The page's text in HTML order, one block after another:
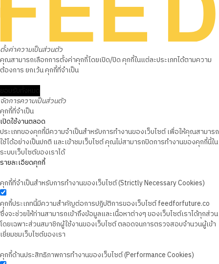
ตั้งค่าความเป็นส่วนตัว
คุณสามารถเลือกการตั้งค่าคุกกี้โดยเปิด/ปิด คุกกี้ในแต่ละประเภทได้ตามความ
ต้องการ ยกเว้น คุกกี้ที่จำเป็น
จัดการความเป็นส่วนตัว
คุกกี้ที่จำเป็น
เปิดใช้งานตลอด
ประเภทของคุกกี้มีความจำเป็นสำหรับการทำงานของเว็บไซต์ เพื่อให้คุณสามารถ
ใช้ได้อย่างเป็นปกติ และเข้าชมเว็บไซต์ คุณไม่สามารถปิดการทำงานของคุกกี้นี้ใน
ระบบเว็บไซต์ของเราได้
รายละเอียดคุกกี้
คุกกี้ที่จำเป็นสำหรับการทำงานของเว็บไซต์ (Strictly Necessary Cookies)
คุกกี้ประเภทนี้มีความสำคัญต่อการปฏิบัติการของเว็บไซต์ feedforfuture.co
ซึ่งจะช่วยให้ท่านสามารถเข้าถึงข้อมูลและเนื้อหาต่างๆ ของเว็บไซต์เราได้ทุกส่วน
โดยเฉพาะส่วนสมาชิกผู้ใช้งานของเว็บไซต์ ตลอดจนการตรวจสอบจำนวนผู้เข้า
เยี่ยมชมเว็บไซต์ของเรา
คุกกี้ด้านประสิทธิภาพการทำงานของเว็บไซต์ (Performance Cookies)